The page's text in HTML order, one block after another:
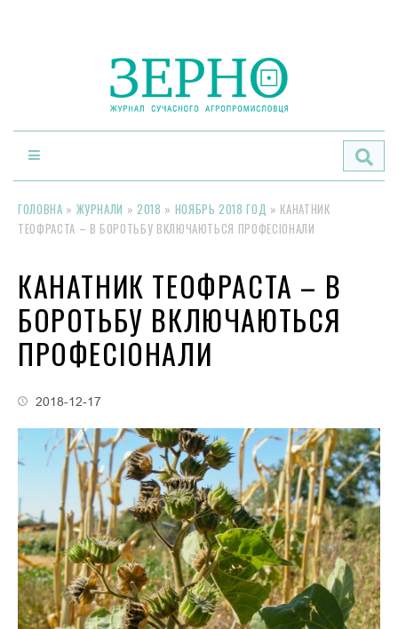
ГОЛОВНА » ЖУРНАЛИ »2018 » НОЯБРЬ 2018 ГОД » КАНАТНИК
ТЕОФРАСТА – В БОРОТЬБУ ВКЛЮЧАЮТЬСЯ ПРОФЕСІОНАЛИ
КАНАТНИК ТЕОФРАСТА – В
БОРОТЬБУ ВКЛЮЧАЮТЬСЯ
ПРОФЕСІОНАЛИ
2018-12-17